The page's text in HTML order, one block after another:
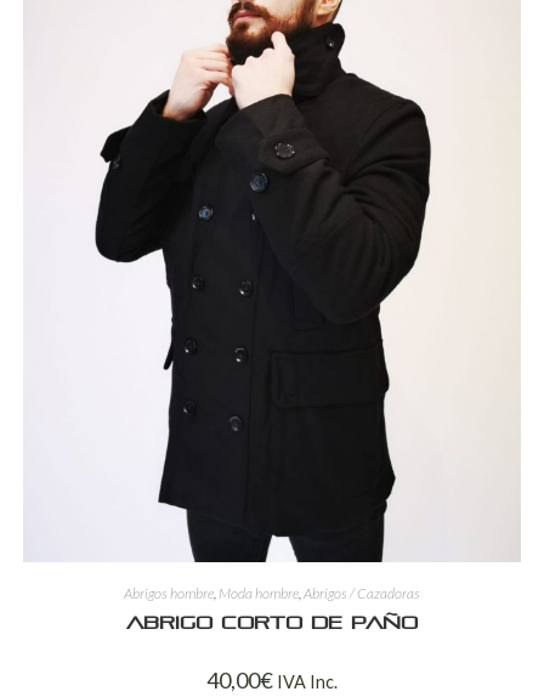
Abrigos hombre, Moda hombre,Abrigos / Cazadoras
Abrigo corto de paño
40,00€ IVA Inc.